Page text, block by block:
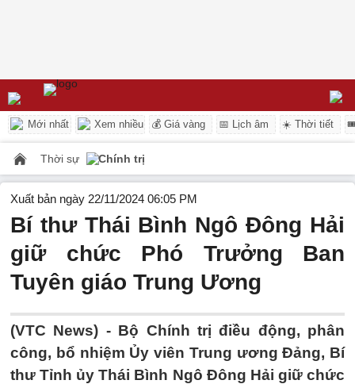
Mới nhất Xem nhiều 💰 Giá vàng 📅 Lịch âm ☀️ Thời tiết
Thời sự Chính trị
Xuất bản ngày 22/11/2024 06:05 PM
Bí thư Thái Bình Ngô Đông Hải
giữ chức Phó Trưởng Ban
Tuyên giáo Trung Ương
(VTC News) - Bộ Chính trị điều động, phân
công, bổ nhiệm Ủy viên Trung ương Đảng, Bí
thư Tỉnh ủy Thái Bình Ngô Đông Hải giữ chức